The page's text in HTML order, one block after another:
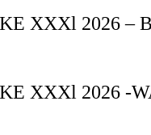
XXXl 2026 –
XXXl 2026 -